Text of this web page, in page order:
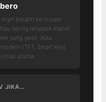
beralih ke cruiser
sering terjebak macet
yang gesit. Atau
(TFT, Smart Key).
utama.
JIKA…